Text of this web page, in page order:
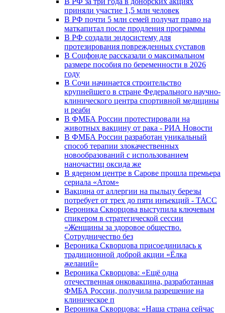
приняли участие 1,5 млн человек
В РФ почти 5 млн семей получат право на
маткапитал после продления программы
В РФ создали эндосистему для
протезирования поврежденных суставов
В Соцфонде рассказали о максимальном
размере пособия по беременности в 2026
году
В Сочи начинается строительство
крупнейшего в стране Федерального научно-
клинического центра спортивной медицины
и реаби
В ФМБА России протестировали на
животных вакцину от рака - РИА Новости
В ФМБА России разработан уникальный
способ терапии злокачественных
новообразований с использованием
наночастиц оксида же
В ядерном центре в Сарове прошла премьера
сериала «Атом»
Вакцина от аллергии на пыльцу березы
потребует от трех до пяти инъекций - ТАСС
Вероника Скворцова выступила ключевым
спикером в стратегической сессии
«Женщины за здоровое общество.
Сотрудничество без
Вероника Скворцова присоединилась к
традиционной доброй акции «Ёлка
желаний»
Вероника Скворцова: «Ещё одна
отечественная онковакцина, разработанная
ФМБА России, получила разрешение на
клиническое п
Вероника Скворцова: «Наша страна сейчас